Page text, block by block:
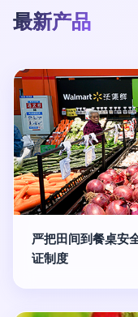
最新产品
严把田间到餐桌安
证制度